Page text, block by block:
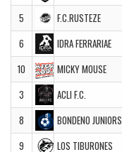
5
F.C.RUSTEZE
6
IDRA FERRARIAE
10
MICKY MOUSE
3
ACLI F.C.
8
BONDENO JUNIORS
9
LOS TIBURONES